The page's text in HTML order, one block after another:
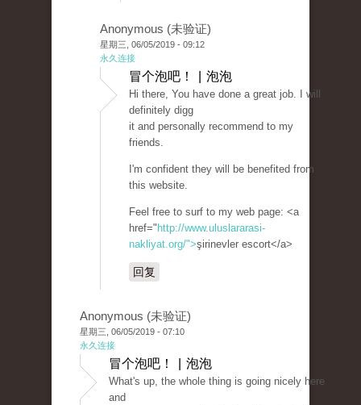
Anonymous (未验证)
星期三, 06/05/2019 - 09:12
永久连接
冒个泡吧！ | 泡泡
Hi there, You have done a great job. I will
definitely digg
it and personally recommend to my
friends.
I'm confident they will be benefited from
this website.
Feel free to surf to my web page: <a
href=" http://www.uluslararasi-
nakliyat.org/">şirinevler escort</a>
回复
Anonymous (未验证)
星期三, 06/05/2019 - 07:10
永久连接
冒个泡吧！ | 泡泡
What's up, the whole thing is going nicely here
and